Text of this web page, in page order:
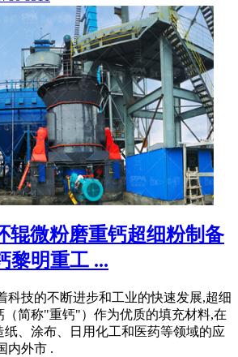
辊微粉磨重钙超细粉制备
黎明重工 ...
科技的不断进步和工业的快速发展,超细
（简称"重钙"）作为优质的填充材料,在
纸、涂布、日用化工和医药等领域的应
内外市 .